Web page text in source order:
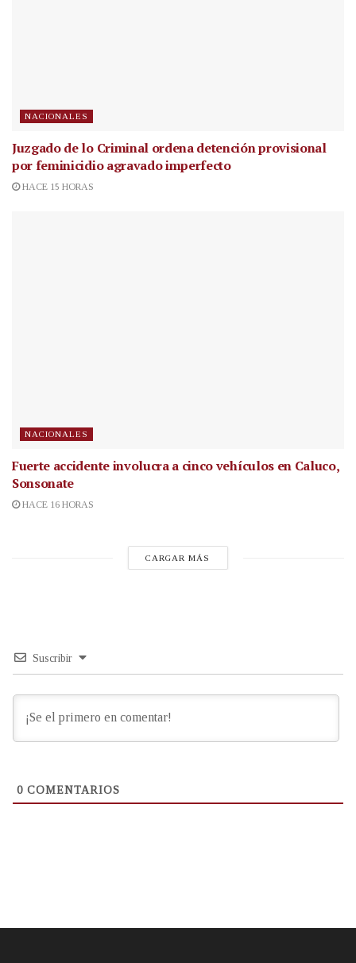
NACIONALES
Juzgado de lo Criminal ordena detención provisional
por feminicidio agravado imperfecto
HACE 15 HORAS
NACIONALES
Fuerte accidente involucra a cinco vehículos en Caluco,
Sonsonate
HACE 16 HORAS
CARGAR MÁS
Suscribir
0 COMENTARIOS